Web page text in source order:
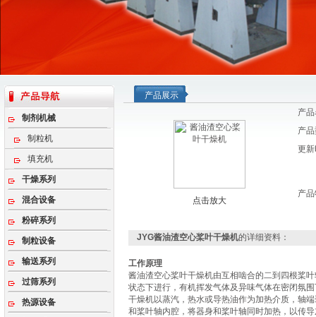
制剂机械
制粒机
填充机
干燥系列
混合设备
粉碎系列
制粒设备
输送系列
过筛系列
热源设备
产品展示
点击放大
产
产
更
产
JYG酱油渣空心桨叶干燥机的详细资料：
工作原理
酱油渣空心桨叶干燥机由互相啮合的二到四根桨
状态下进行，有机挥发气体及异味气体在密闭氛
干燥机以蒸汽，热水或导热油作为加热介质，轴
和桨叶轴内腔，将器身和桨叶轴同时加热，以传